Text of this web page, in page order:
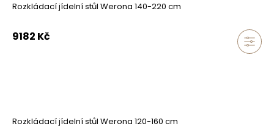
Rozkládací jídelní stůl Werona 140-220 cm
9182 Kč
Rozkládací jídelní stůl Werona 120-160 cm